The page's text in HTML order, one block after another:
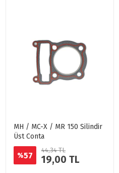
MH / MC-X / MR 150 Silindir
Üst Conta
%57
44,34 TL
19,00 TL